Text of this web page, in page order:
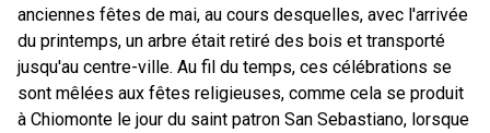
anciennes fêtes de mai, au cours desquelles, avec l'arrivée
du printemps, un arbre était retiré des bois et transporté
jusqu'au centre-ville. Au fil du temps, ces célébrations se
sont mêlées aux fêtes religieuses, comme cela se produit
à Chiomonte le jour du saint patron San Sebastiano, lorsque